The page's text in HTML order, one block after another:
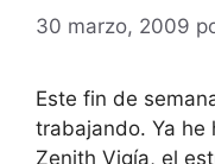
30 marzo, 2009
Este fin de
trabajando. Ya he
Zenith Vigía, el